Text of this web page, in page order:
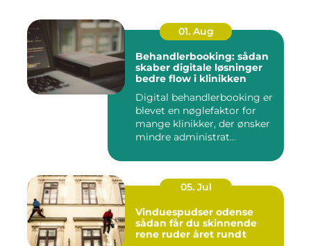
01. Aug
Behandlerbooking: sådan
skaber digitale løsninger
bedre flow i klinikken
Digital behandlerbooking er
blevet en nøglefaktor for
mange klinikker, der ønsker
mindre administrat...
05. Jul
Vinduespudser odense
sådan får du skinnende
rene ruder året rundt